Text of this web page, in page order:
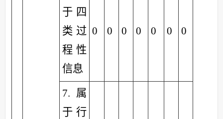
于四
类过
程性
信息
0 0 0 0 0 0 0
7.属
于行